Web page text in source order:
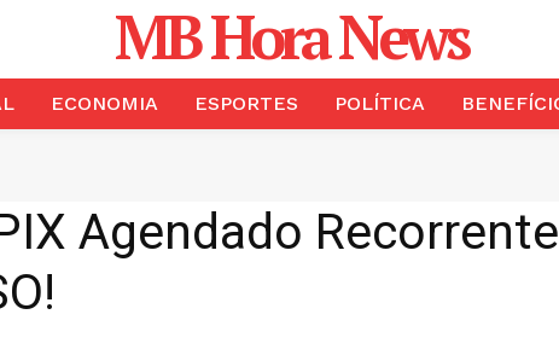
MB Hora News
ECONOMIA ESPORTES POLÍTICA
PIX Agendado